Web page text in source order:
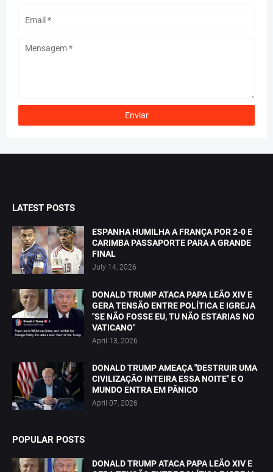
LATEST POSTS
ESPANHA HUMILHA A FRANÇA POR 2-0 E
CARIMBA PASSAPORTE PARA A GRANDE
FINAL
July 14, 2026
DONALD TRUMP ATACA PAPA LEÃO XIV E
GERA TENSÃO ENTRE POLÍTICA E IGREJA
"SE NÃO FOSSE EU, TU NÃO ESTARIAS NO
VATICANO"
April 13, 2026
DONALD TRUMP AMEAÇA "DESTRUIR UMA
CIVILIZAÇÃO INTEIRA ESSA NOITE" E O
MUNDO ENTRA EM PÂNICO
April 07, 2026
POPULAR POSTS
DONALD TRUMP ATACA PAPA LEÃO XIV E